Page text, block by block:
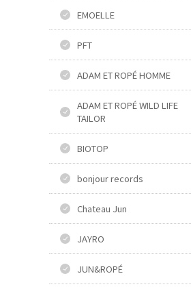
EMOELLE
PFT
ADAM ET ROPÉ HOMME
ADAM ET ROPÉ WILD LIFE
TAILOR
BIOTOP
bonjour records
Chateau Jun
JAYRO
JUN&ROPÉ